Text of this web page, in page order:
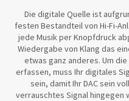
Die digitale Quelle ist
festen Bestandteil von Hi-Fi-
jede Musik per Knopfdruck
Wiedergabe von Klang das
etwas ganz anderes. Um
erfassen, muss Ihr digitales
sein, damit Ihr DAC sein
verrauschtes Signal hingegen